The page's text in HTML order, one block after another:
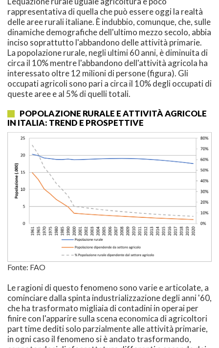
rappresentativa di quella che può essere oggi la realtà
delle aree rurali italiane. È indubbio, comunque, che, sulle
dinamiche demografiche dell'ultimo mezzo secolo, abbia
inciso soprattutto l'abbandono delle attività primarie.
La popolazione rurale, negli ultimi 60 anni, è diminuita di
circa il 10% mentre l'abbandono dell'attività agricola ha
interessato oltre 12 milioni di persone (figura). Gli
occupati agricoli sono pari a circa il 10% degli occupati di
queste aree e al 5% di quelli totali.
POPOLAZIONE RURALE E ATTIVITÀ AGRICOLE
IN ITALIA: TREND E PROSPETTIVE
Fonte: FAO
Le ragioni di questo fenomeno sono varie e articolate, a
cominciare dalla spinta industrializzazione degli anni '60,
che ha trasformato migliaia di contadini in operai per
finire con l'apparire sulla scena economica di agricoltori
part time dediti solo parzialmente alle attività primarie,
in ogni caso il fenomeno si è andato trasformando,